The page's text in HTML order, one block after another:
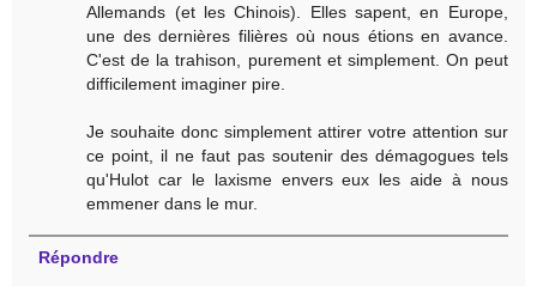
Allemands (et les Chinois). Elles sapent, en Europe,
une des dernières filières où nous étions en avance.
C'est de la trahison, purement et simplement. On peut
difficilement imaginer pire.
Je souhaite donc simplement attirer votre attention sur
ce point, il ne faut pas soutenir des démagogues tels
qu'Hulot car le laxisme envers eux les aide à nous
emmener dans le mur.
Répondre